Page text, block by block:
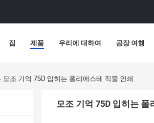
집 제품 우리에 대하여 공장 여행
모조 기억 75D 입히는 폴리에스테 직물 인쇄
모조 기억 75D 입히는 폴